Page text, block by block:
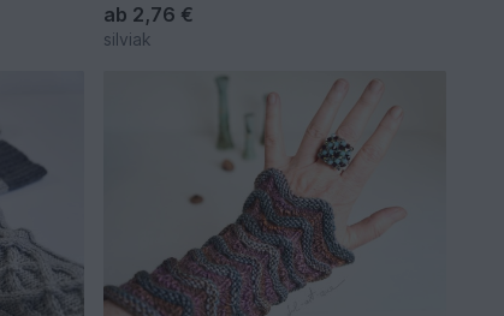
ab 2,76 €
silviak